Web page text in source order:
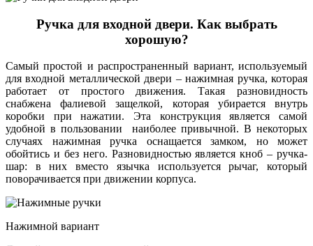
Ручка для входной двери. Как выбрать
хорошую?
Самый простой и распространенный вариант, используемый
для входной металлической двери – нажимная ручка, которая
работает от простого движения. Такая разновидность
снабжена фалиевой защелкой, которая убирается внутрь
коробки при нажатии. Эта конструкция является самой
удобной в пользовании наиболее привычной. В некоторых
случаях нажимная ручка оснащается замком, но может
обойтись и без него. Разновидностью является кноб – ручка-
шар: в них вместо язычка используется рычаг, который
поворачивается при движении корпуса.
Нажимной вариант